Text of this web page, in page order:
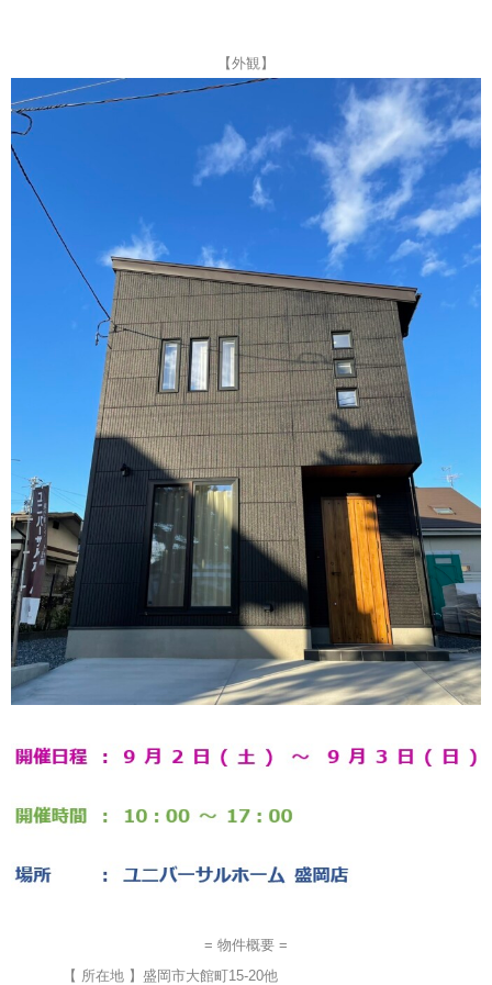
【外観】
= 物件概要 =
【 所在地 】盛岡市大館町15-20他